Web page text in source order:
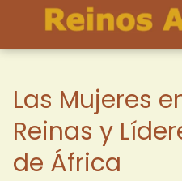
Las Mujeres
Reinas y
de África